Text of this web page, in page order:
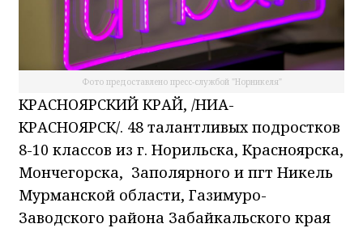
Фото предоставлено пресс-службой "Норникеля"
КРАСНОЯРСКИЙ КРАЙ, /НИА-
КРАСНОЯРСК/. 48 талантливых подростков
8-10 классов из г. Норильска, Красноярска,
Мончегорска, Заполярного и пгт Никель
Мурманской области, Газимуро-
Заводского района Забайкальского края